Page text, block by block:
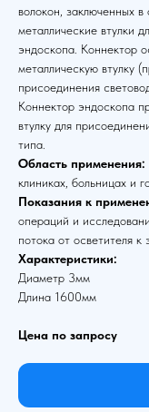
волокон, заключенных
металлические втулки
эндоскопа. Коннектор
металлическую втулку
присоединения
Коннектор эндоскопа
втулку для
типа.
Область применения:
клиниках, больницах и
Показания к
операций и
потока от осветителя к
Характеристики:
Диаметр 3мм
Длина 1600мм
Цена по запросу